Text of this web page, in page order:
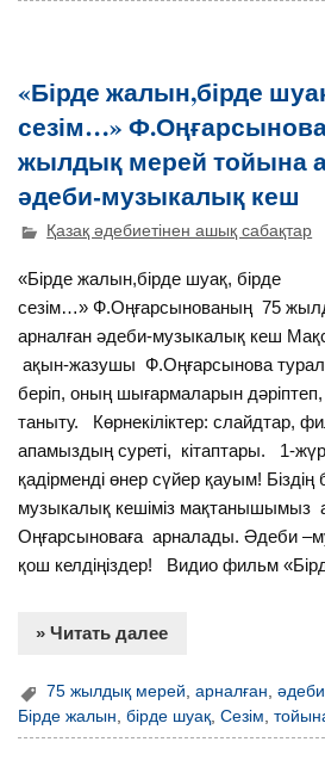
«Бірде жалын,бірде
сезім…»
жылдық мерей тойына
әдеби-музыкалық кеш
Қазақ әдебиетінен ашық сабақтар
«Бірде жалын,бірде шуақ, бірде
сезім…» Ф.Оңғарсынованың 75
арналған әдеби-музыкалық кеш
ақын-жазушы Ф.Оңғарсынова
беріп, оның шығармаларын дәріптеп,
таныту. Көрнекіліктер: слайдтар,
апамыздың суреті, кітаптары. 1-
қадірменді өнер сүйер қауым! Біздің
музыкалық кешіміз мақтанышымыз
Оңғарсыноваға арналады. Әдеби
қош келдіңіздер! Видио фильм
» Читать далее
75 жылдық мерей,арналған,
Бірде жалын ,бірде шуақ ,Сезім ,